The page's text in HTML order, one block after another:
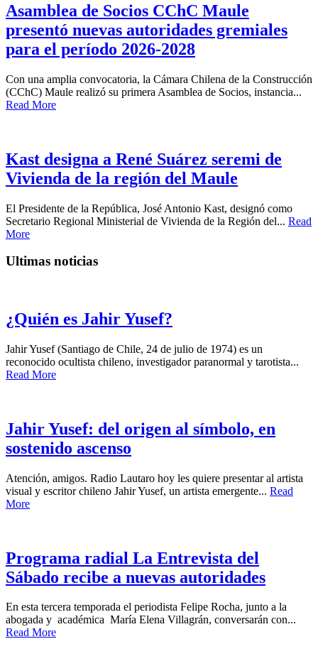
Asamblea de Socios CChC Maule
presentó nuevas autoridades gremiales
para el período 2026-2028
Con una amplia convocatoria, la Cámara Chilena de la Construcción
(CChC) Maule realizó su primera Asamblea de Socios, instancia...
Read More
Kast designa a René Suárez seremi de
Vivienda de la región del Maule
El Presidente de la República, José Antonio Kast, designó como
Secretario Regional Ministerial de Vivienda de la Región del... Read
More
Ultimas noticias
¿Quién es Jahir Yusef?
Jahir Yusef (Santiago de Chile, 24 de julio de 1974) es un
reconocido ocultista chileno, investigador paranormal y tarotista...
Read More
Jahir Yusef: del origen al símbolo, en
sostenido ascenso
Atención, amigos. Radio Lautaro hoy les quiere presentar al artista
visual y escritor chileno Jahir Yusef, un artista emergente... Read
More
Programa radial La Entrevista del
Sábado recibe a nuevas autoridades
En esta tercera temporada el periodista Felipe Rocha, junto a la
abogada y académica María Elena Villagrán, conversarán con...
Read More